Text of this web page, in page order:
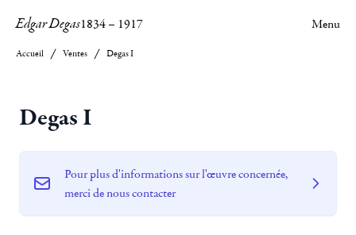
Edgar Degas1834– 1917 Menu
Accueil Ventes Degas I
Degas I
Pour plus d'informations sur l'œuvre concernée,
merci de nous contacter